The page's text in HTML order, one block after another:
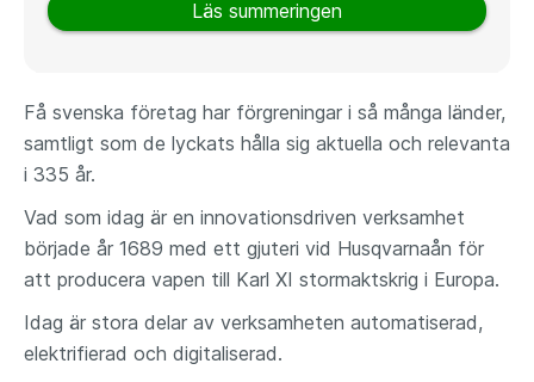
För många globala koncerner är hantering av it-
inköp, service och support. Ovanpå detta växer
kraven på att minska it-produkternas
klimatavtryck. Husqvarna Group bestämde sig för
Resultatet
Sedan Atea tog helhetsansvaret för
produktförsörjningen på klientsidan har
kostnaderna sänkts med 15 procent,
leveranstiderna på nya enheter minskat till 5-8
Läs summeringen
Få svenska företag har förgreningar i så många länder,
samtligt som de lyckats hålla sig aktuella och relevanta
i 335 år.
Vad som idag är en innovationsdriven verksamhet
började år 1689 med ett gjuteri vid Husqvarnaån för
att producera vapen till Karl XI stormaktskrig i Europa.
Idag är stora delar av verksamheten automatiserad,
elektrifierad och digitaliserad.